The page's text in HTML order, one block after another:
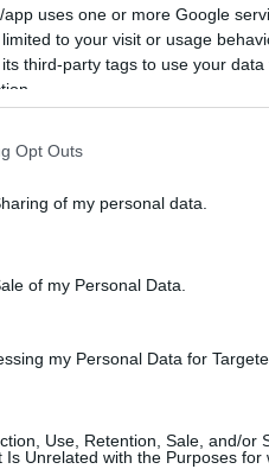
uses one or more Google
to your visit or usage
third-party tags to use your
Opt Outs
of my personal data.
of my Personal Data.
my Personal Data for
Use, Retention, Sale, and/or
Unrelated with the Purposes for